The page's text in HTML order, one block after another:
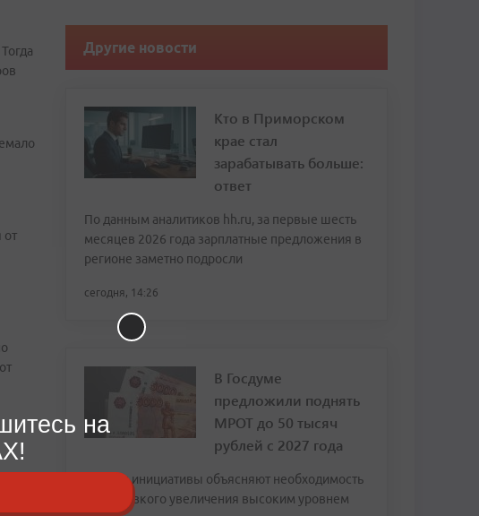
от
Другие новости
Кто в Приморском
крае стал
зарабатывать больше:
ответ
По данным аналитиков hh.ru, за первые шесть
месяцев 2026 года зарплатные предложения в
регионе заметно подросли
сегодня, 14:26
В Госдуме
предложили поднять
МРОТ до 50 тысяч
рублей с 2027 года
Авторы инициативы объясняют необходимость
столь резкого увеличения высоким уровнем
на